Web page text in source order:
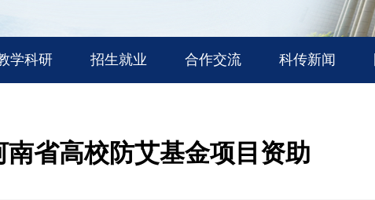
学科研 招生就业 合作交流 科传新闻
省高校防艾基金项目资助